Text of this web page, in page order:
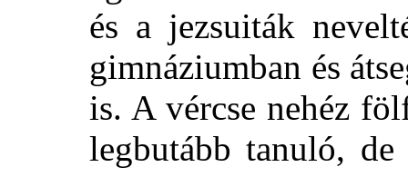
és a jezsuiták
gimnáziumban és
is. A vércse nehéz
legbutább tanuló,